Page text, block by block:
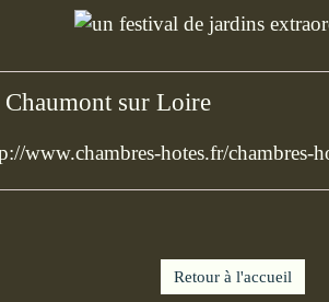
Chaumont sur Loire
www.chambres-hotes.fr/chambres-
Retour à l'accueil